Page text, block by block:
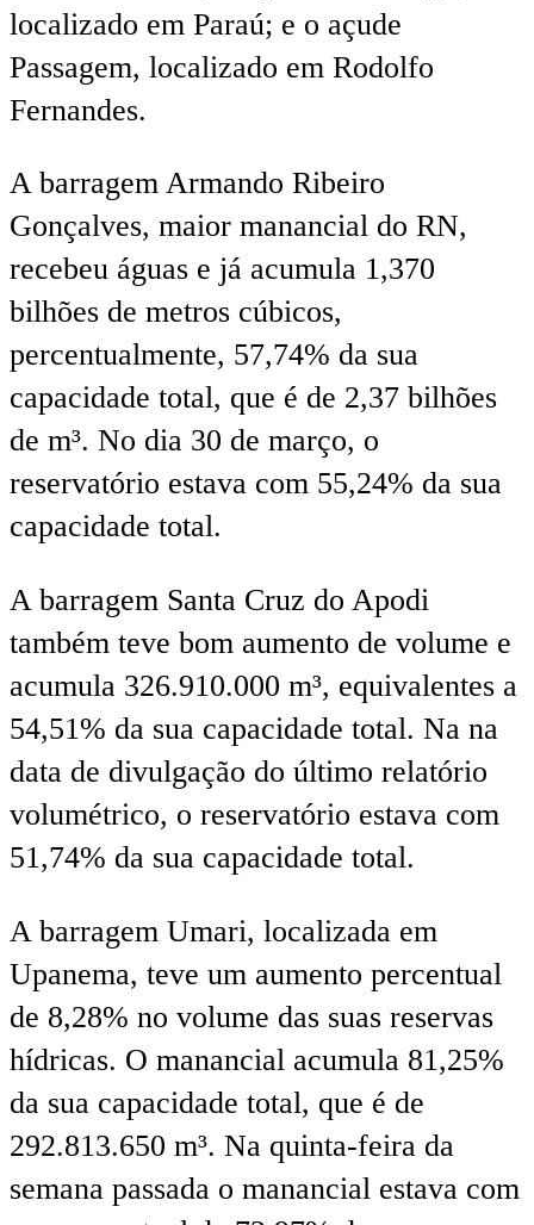
localizado em Paraú; e o açude
Passagem, localizado em Rodolfo
Fernandes.
A barragem Armando Ribeiro
Gonçalves, maior manancial do RN,
recebeu águas e já acumula 1,370
bilhões de metros cúbicos,
percentualmente, 57,74% da sua
capacidade total, que é de 2,37 bilhões
de m³. No dia 30 de março, o
reservatório estava com 55,24% da sua
capacidade total.
A barragem Santa Cruz do Apodi
também teve bom aumento de volume e
acumula 326.910.000 m³, equivalentes a
54,51% da sua capacidade total. Na na
data de divulgação do último relatório
volumétrico, o reservatório estava com
51,74% da sua capacidade total.
A barragem Umari, localizada em
Upanema, teve um aumento percentual
de 8,28% no volume das suas reservas
hídricas. O manancial acumula 81,25%
da sua capacidade total, que é de
292.813.650 m³. Na quinta-feira da
semana passada o manancial estava com